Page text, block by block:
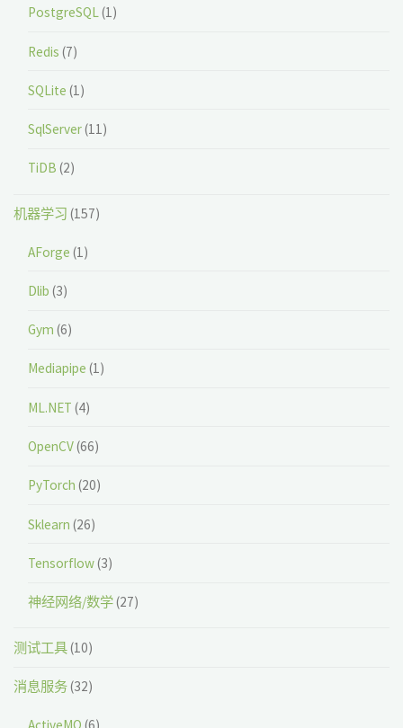
PostgreSQL(1)
Redis (7)
SQLite (1)
SqlServer(11)
TiDB (2)
机器学习 (157)
AForge (1)
Dlib (3)
Gym (6)
Mediapipe (1)
ML.NET (4)
OpenCV(66)
PyTorch (20)
Sklearn (26)
Tensorflow(3)
神经网络/数学(27)
测试工具(10)
消息服务(32)
ActiveMQ (6)